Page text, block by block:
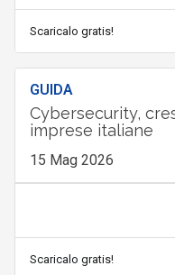
Scaricalo gratis!
GUIDA
Cybersecurity,
imprese italiane
15 Mag 2026
Scaricalo gratis!